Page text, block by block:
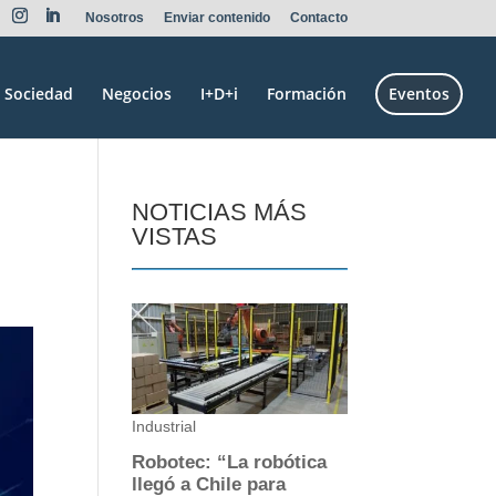
Nosotros Enviar contenido Contacto
Sociedad Negocios I+D+i Formación Eventos
NOTICIAS MÁS
VISTAS